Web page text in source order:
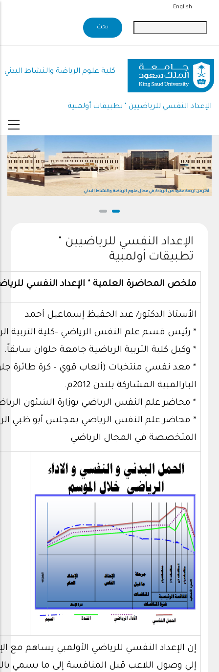
English
كلية علوم الرياضة والنشاط البدني
الإعداد النفسي للرياضيين " تطبيقات أولمبية
أكثر من أربعة عقود من الريادة في مجال علوم الرياضة والنشاط البدني
الإعداد النفسي للرياضيين "
تطبيقات أولمبية
ملخص المحاضرة العلمية " الإعداد النفسي
الأستاذ الدكتور/ عبد الحفيظ إسماعيل أحمد
* رئيس قسم علم النفس الرياضي -كلية التربية
* وكيل كلية التربية الرياضية جامعة حلوان سابقاً.
* معد نفسي منتخبات (ألعاب قوي – كرة طائرة
البارالمبية المشاركة بلندن 2012م.
* محاضر علم النفس الرياضي بوزارة الشئون
* محاضر علم النفس الرياضي بمجلس أبو ظبي
المتخصصة في المجال الرياضي
إن الإعداد النفسي للرياضي الأولمبي يساهم مع
إلي وصول اللاعب قبل المنافسة إلى ما يسمي